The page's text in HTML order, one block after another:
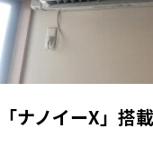
「ナノイーX」搭